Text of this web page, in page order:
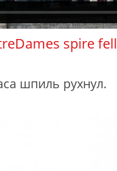
spire fell
шпиль рухнул.